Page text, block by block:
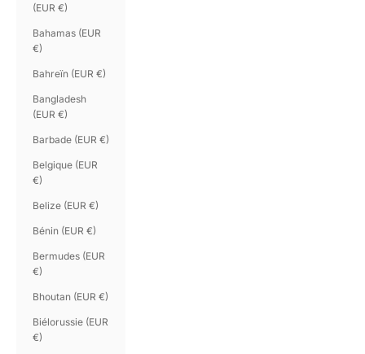
(EUR €)
Bahamas (EUR
€)
Bahreïn (EUR €)
Bangladesh
(EUR €)
Barbade (EUR €)
Belgique (EUR
€)
Belize (EUR €)
Bénin (EUR €)
Bermudes (EUR
€)
Bhoutan (EUR €)
Biélorussie (EUR
€)